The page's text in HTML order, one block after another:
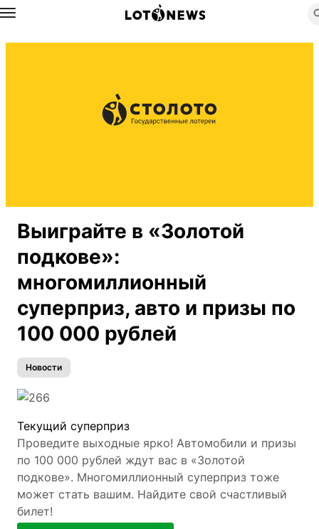
Назад
Выиграйте в «Золотой
подкове»:
многомиллионный
суперприз, авто и призы по
100 000 рублей
Новости
Текущий суперприз
Проведите выходные ярко! Автомобили и призы
по 100 000 рублей ждут вас в «Золотой
подкове». Многомиллионный суперприз тоже
может стать вашим. Найдите свой счастливый
билет!